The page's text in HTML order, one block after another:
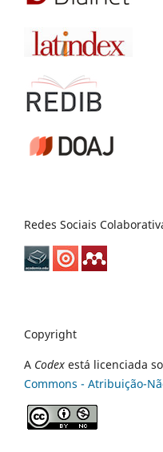
Redes Sociais
Copyright
A Codex está licenciada
Commons - Atribuição-